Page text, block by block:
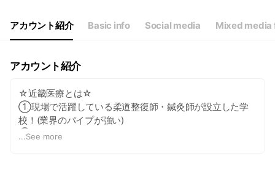
09:00 - 18:00
アカウント紹介 Basic info Social media Mixed media
アカウント紹介
☆近畿医療とは☆
①現場で活躍している柔道整復師・鍼灸師が設立した学
校！(業界のパイプが強い)
②3年間で即戦力となる人材育成！(技術力重視)
...See more